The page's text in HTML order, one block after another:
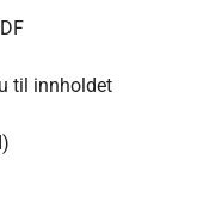
til innholdet